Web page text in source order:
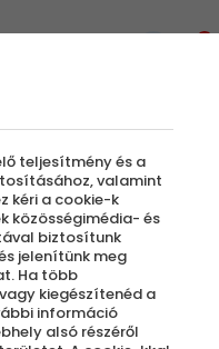
teljesítmény és a
valamint
kéri a cookie-k
közösségimédia- és
biztosítunk
jelenítünk meg
Ha több
kiegészítenéd a
információ
alsó részéről